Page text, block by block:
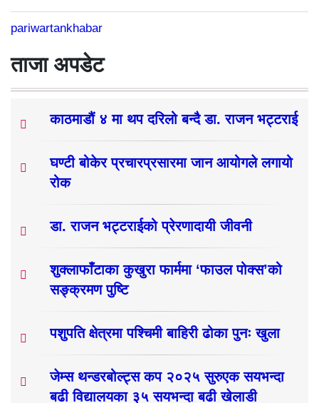
pariwartankhabar
ताजा अपडेट
काठमाडौं ४ मा थप दरिलो बन्दै डा. राजन भट्टराई
घण्टी बोकेर प्रचारप्रसारमा जान आयोगले लगायो
रोक
डा. राजन भट्टराईको प्रेरणादायी जीवनी
शुक्लाफाँटाका कुखुरा फार्ममा ‘फाउल पोक्स’को
सङ्क्रमण पुष्टि
पशुपति क्षेत्रमा पश्चिमी बाहिरी ढोका पुनः खुला
जेम्स थन्डरबोल्ट्स कप २०२५ सुरुएक सयभन्दा
बढी विद्यालयका ३५ सयभन्दा बढी खेलाडी